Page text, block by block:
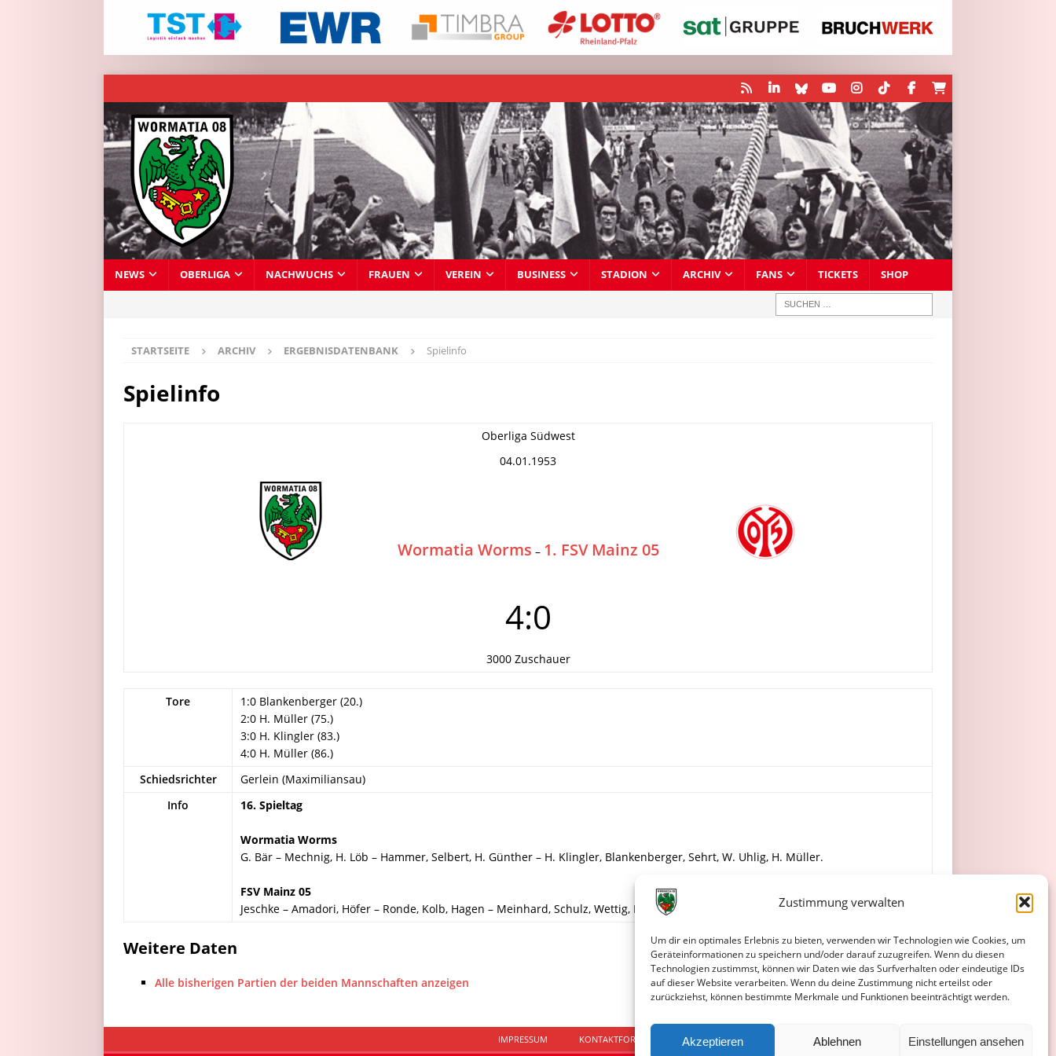
Zustimmung verwalten
Um dir ein optimales Erlebnis zu bieten, verwenden wir Technologien wie Cookies, um
Geräteinformationen zu speichern und/oder darauf zuzugreifen. Wenn du diesen
Technologien zustimmst, können wir Daten wie das Surfverhalten oder eindeutige IDs
auf dieser Website verarbeiten. Wenn du deine Zustimmung nicht erteilst oder
zurückziehst, können bestimmte Merkmale und Funktionen beeinträchtigt werden.
Akzeptieren Ablehnen Einstellungen ansehen
NEWS OBERLIGA NACHWUCHS FRAUEN VEREIN BUSINESS STADION ARCHIV FANS TICKETS SHOP
STARTSEITE ARCHIV ERGEBNISDATENBANK Spielinfo
Spielinfo
Oberliga Südwest
04.01.1953
Wormatia Worms – 1. FSV Mainz 05
4:0
3000 Zuschauer
Tore
1:0 Blankenberger (20.)
2:0 H. Müller (75.)
3:0 H. Klingler (83.)
4:0 H. Müller (86.)
Schiedsrichter
Gerlein (Maximiliansau)
Info
16. Spieltag
Wormatia Worms
G. Bär – Mechnig, H. Löb – Hammer, Selbert, H. Günther – H. Klingler, Blankenberger, Sehrt, W. Uhlig, H. Müller.
FSV Mainz 05
Jeschke – Amadori, Höfer – Ronde, Kolb, Hagen – Meinhard, Schulz, Wettig, Popovic, Christ.
Weitere Daten
Alle bisherigen Partien der beiden Mannschaften anzeigen
IMPRESSUM KONTAKTFORMULAR DATENSCHUTZERKLÄRUNG COOKIE-RICHTLINIE (EU)